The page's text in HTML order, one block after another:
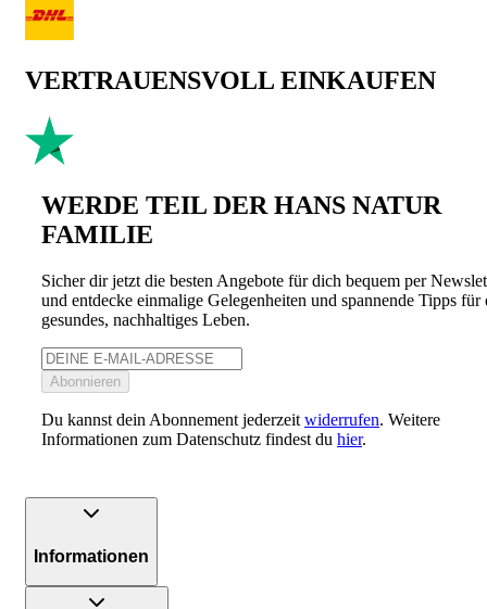
VERTRAUENSVOLL EINKAUFEN
WERDE TEIL DER HANS NATUR
FAMILIE
Sicher dir jetzt die besten Angebote für dich bequem per
und entdecke einmalige Gelegenheiten und spannende Tipps für
gesundes, nachhaltiges Leben.
Abonnieren
Du kannst dein Abonnement jederzeit widerrufen. Weitere
Informationen zum Datenschutz findest du hier.
Informationen